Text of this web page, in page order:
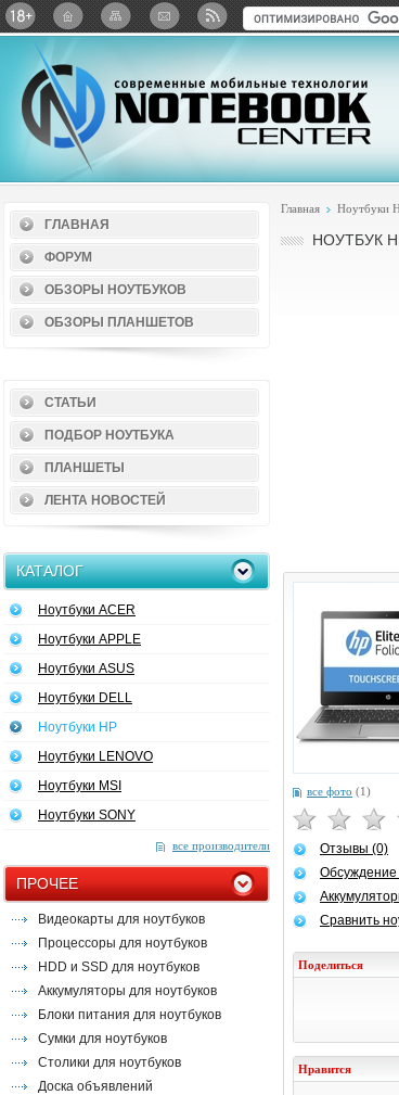
Twitter ВКонтактеGoogle+Яндекс:
ГЛАВНАЯ
ФОРУМ
ОБЗОРЫ НОУТБУКОВ
ОБЗОРЫ ПЛАНШЕТОВ
СТАТЬИ
ПОДБОР НОУТБУКА
ПЛАНШЕТЫ
ЛЕНТА НОВОСТЕЙ
КАТАЛОГ
Ноутбуки ACER
Ноутбуки APPLE
Ноутбуки ASUS
Ноутбуки DELL
Ноутбуки HP
Ноутбуки LENOVO
Ноутбуки MSI
Ноутбуки SONY
все производители
ПРОЧЕЕ
Видеокарты для ноутбуков
Процессоры для ноутбуков
HDD и SSD для ноутбуков
Аккумуляторы для ноутбуков
Блоки питания для ноутбуков
Сумки для ноутбуков
Столики для ноутбуков
Доска объявлений
Главная Ноутбуки
НОУТБУК
все фото (1)
Отзывы (0)
Обсуждение
Сравнить
Поделиться
Нравится